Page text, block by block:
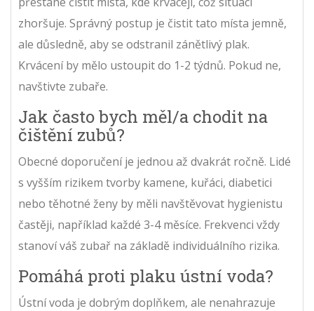
zhoršuje. Správný postup je čistit tato místa jemně,
ale důsledně, aby se odstranil zánětlivý plak.
Krvácení by mělo ustoupit do 1-2 týdnů. Pokud ne,
navštivte zubaře.
Jak často bych měl/a chodit na
čištění zubů?
Obecné doporučení je jednou až dvakrát ročně. Lidé
s vyšším rizikem tvorby kamene, kuřáci, diabetici
nebo těhotné ženy by měli navštěvovat hygienistu
častěji, například každé 3-4 měsíce. Frekvenci vždy
stanoví váš zubař na základě individuálního rizika.
Pomáhá proti plaku ústní voda?
Ústní voda je dobrým doplňkem, ale nenahrazuje